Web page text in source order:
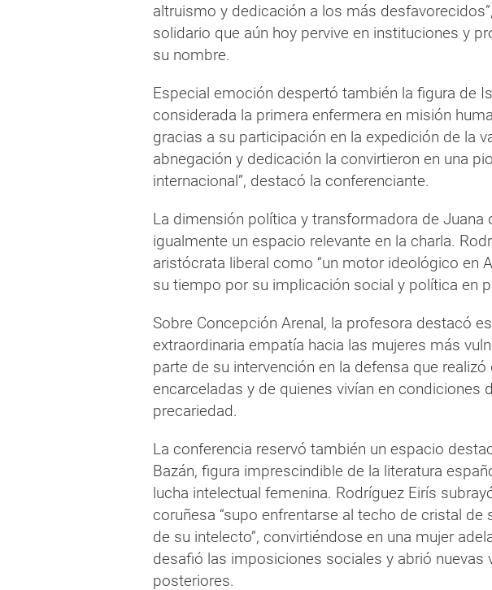
altruismo y dedicación a los más
solidario que aún hoy pervive en instituciones y
su nombre.
Especial emoción despertó también la figura de
considerada la primera enfermera en misión
gracias a su participación en la expedición de la
abnegación y dedicación la convirtieron en una
internacional”, destacó la conferenciante.
La dimensión política y transformadora de Juana
igualmente un espacio relevante en la charla.
aristócrata liberal como “un motor ideológico en
su tiempo por su implicación social y política en
Sobre Concepción Arenal, la profesora destacó
extraordinaria empatía hacia las mujeres más
parte de su intervención en la defensa que
encarceladas y de quienes vivían en condiciones
precariedad.
La conferencia reservó también un espacio
Bazán, figura imprescindible de la literatura
lucha intelectual femenina. Rodríguez Eirís
coruñesa “supo enfrentarse al techo de cristal
de su intelecto”, convirtiéndose en una mujer
desafió las imposiciones sociales y abrió nuevas
posteriores.